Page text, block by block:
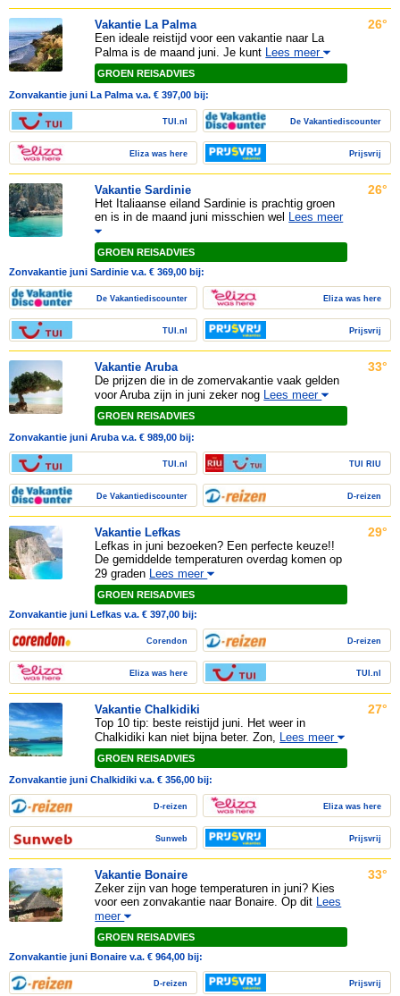
Vakantie La Palma
Een ideale reistijd voor een vakantie naar La
Palma is de maand juni. Je kunt Lees meer
GROEN REISADVIES
26°
Zonvakantie juni La Palma v.a. € 397,00 bij:
TUI.nl
Eliza was here
De Vakantiediscounter
Prijsvrij
Vakantie Sardinie
Het Italiaanse eiland Sardinie is prachtig groen
en is in de maand juni misschien wel Lees meer
GROEN REISADVIES
26°
Zonvakantie juni Sardinie v.a. € 369,00 bij:
De Vakantiediscounter
TUI.nl
Eliza was here
Prijsvrij
Vakantie Aruba
De prijzen die in de zomervakantie vaak gelden
voor Aruba zijn in juni zeker nog Lees meer
GROEN REISADVIES
33°
Zonvakantie juni Aruba v.a. € 989,00 bij:
TUI.nl
De Vakantiediscounter
TUI RIU
D-reizen
Vakantie Lefkas
Lefkas in juni bezoeken? Een perfecte keuze!!
De gemiddelde temperaturen overdag komen op
29 graden Lees meer
GROEN REISADVIES
29°
Zonvakantie juni Lefkas v.a. € 397,00 bij:
Corendon
Eliza was here
D-reizen
TUI.nl
Vakantie Chalkidiki
Top 10 tip: beste reistijd juni. Het weer in
Chalkidiki kan niet bijna beter. Zon, Lees meer
GROEN REISADVIES
27°
Zonvakantie juni Chalkidiki v.a. € 356,00 bij:
D-reizen
Sunweb
Eliza was here
Prijsvrij
Vakantie Bonaire
Zeker zijn van hoge temperaturen in juni? Kies
voor een zonvakantie naar Bonaire. Op dit Lees
meer
GROEN REISADVIES
33°
Zonvakantie juni Bonaire v.a. € 964,00 bij:
D-reizen Prijsvrij